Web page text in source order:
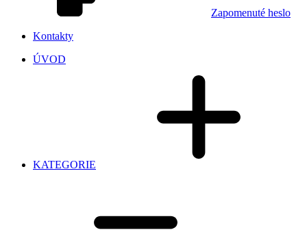
Zapomenuté heslo
Kontakty
ÚVOD
KATEGORIE